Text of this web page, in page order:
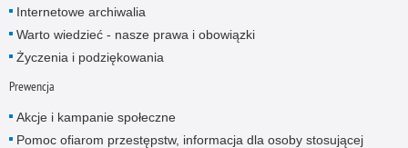
Internetowe archiwalia
Warto wiedzieć - nasze prawa i obowiązki
Życzenia i podziękowania
Prewencja
Akcje i kampanie społeczne
Pomoc ofiarom przestępstw, informacja dla osoby stosującej